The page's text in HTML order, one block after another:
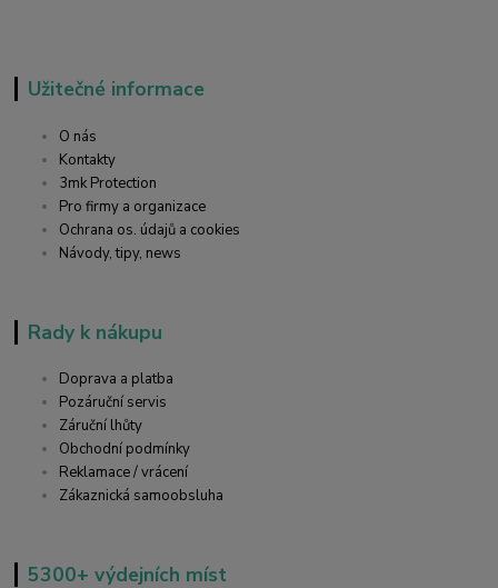
Užitečné informace
O nás
Kontakty
3mk Protection
Pro firmy a organizace
Ochrana os. údajů a cookies
Návody, tipy, news
Rady k nákupu
Doprava a platba
Pozáruční servis
Záruční lhůty
Obchodní podmínky
Reklamace / vrácení
Zákaznická samoobsluha
5300+ výdejních míst